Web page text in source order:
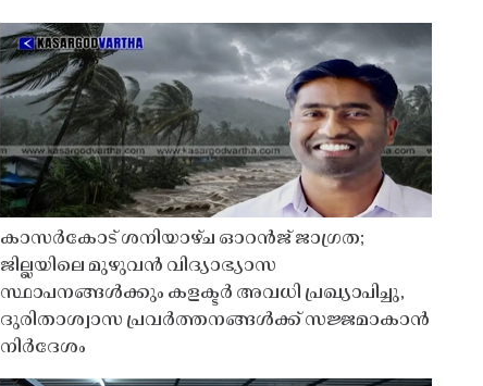
കാസർകോട് ശനിയാഴ്ച ഓറൻജ് ജാഗ്രത;
ജില്ലയിലെ മുഴുവൻ വിദ്യാഭ്യാസ
സ്ഥാപനങ്ങൾക്കും കളക്ടർ അവധി പ്രഖ്യാപിച്ചു,
ദുരിതാശ്വാസ പ്രവർത്തനങ്ങൾക്ക് സജ്ജമാകാൻ
നിർദേശം